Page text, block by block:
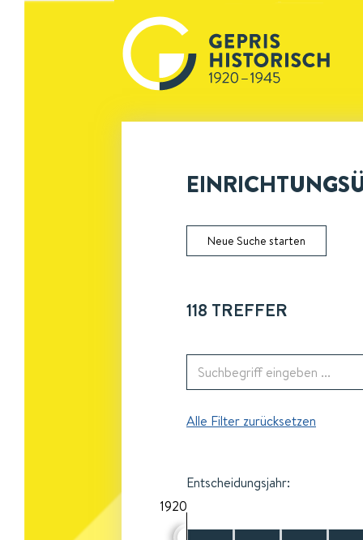
Neue Suche starten
118 TREFFER
Alle Filter zurücksetzen
Entscheidungsjahr:
1920